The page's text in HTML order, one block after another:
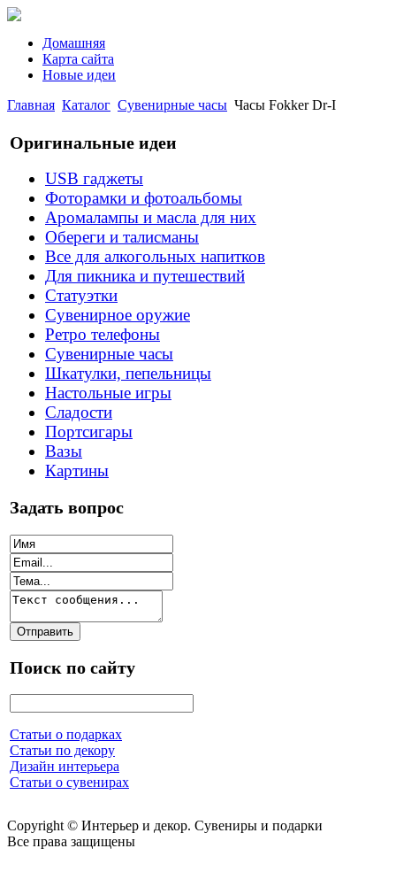
Домашняя
Карта сайта
Новые идеи
Главная Каталог Сувенирные часы Часы Fokker Dr-I
Оригинальные идеи
USB гаджеты
Фоторамки и фотоальбомы
Аромалампы и масла для них
Обереги и талисманы
Все для алкогольных напитков
Для пикника и путешествий
Статуэтки
Сувенирное оружие
Ретро телефоны
Сувенирные часы
Шкатулки, пепельницы
Настольные игры
Сладости
Портсигары
Вазы
Картины
Задать вопрос
Поиск по сайту
Статьи о подарках
Статьи по декору
Дизайн интерьера
Статьи о сувенирах
Copyright © Интерьер и декор. Сувениры и подарки
Все права защищены